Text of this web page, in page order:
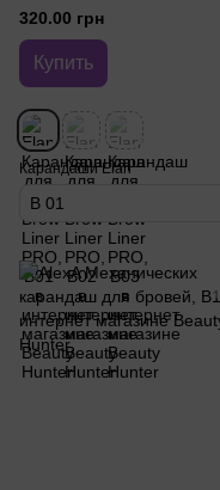
320.00 грн
Купить
Карандаши Elan
B 01